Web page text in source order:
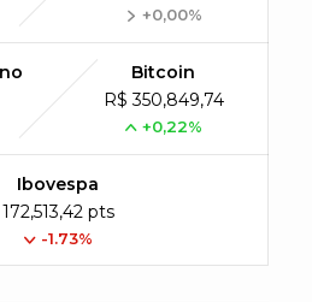
+0,00%
Bitcoin
R$ 350,849,74
+0,22%
Ibovespa
172,513,42 pts
-1.73%